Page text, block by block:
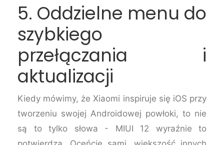
5. Oddzielne menu do
szybkiego
przełączania i
aktualizacji
Kiedy mówimy, że Xiaomi inspiruje się iOS przy
tworzeniu swojej Androidowej powłoki, to nie
są to tylko słowa - MIUI 12 wyraźnie to